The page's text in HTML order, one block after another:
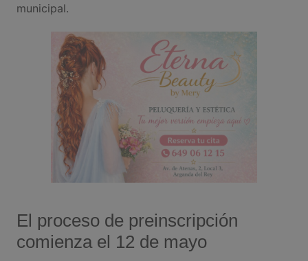
municipal.
El proceso de preinscripción
comienza el 12 de mayo